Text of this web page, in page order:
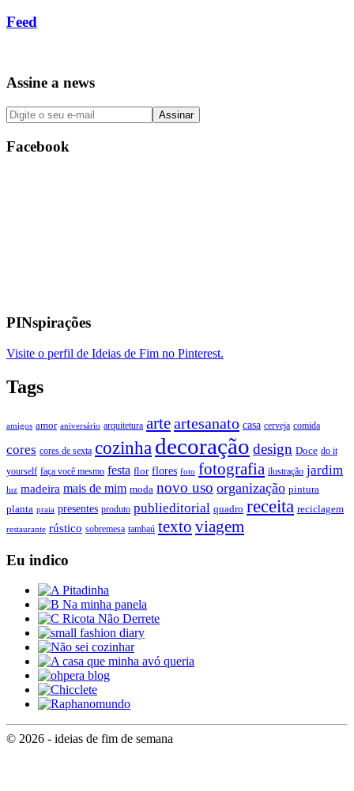
Feed
Assine a news
Facebook
PINspirações
Visite o perfil de Ideias de Fim no Pinterest.
Tags
amigos amor aniversário arquitetura arteartesanato casa cerveja comida
cores cores de sexta cozinha decoração design Doce do it
yourself faça você mesmo festa flor flores foto fotografia ilustração jardim
luz madeira mais de mim moda novo uso organização pintura
planta praia presentes produto publieditorial quadro receita reciclagem
restaurante rústico sobremesa tambaú texto viagem
Eu indico
© 2026 - ideias de fim de semana